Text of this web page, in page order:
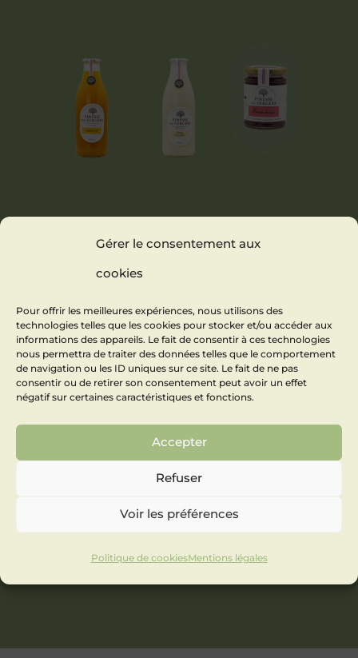
Gérer le consentement aux
cookies
Pour offrir les meilleures expériences, nous utilisons des
technologies telles que les cookies pour stocker et/ou accéder aux
informations des appareils. Le fait de consentir à ces technologies
nous permettra de traiter des données telles que le comportement
de navigation ou les ID uniques sur ce site. Le fait de ne pas
consentir ou de retirer son consentement peut avoir un effet
négatif sur certaines caractéristiques et fonctions.
Accepter
Refuser
Voir les préférences
Politique de cookiesMentions légales
NECTAR
D’ABRICOT
PINACOLADA
SOFT
CONFITURE
FRAMBOISE